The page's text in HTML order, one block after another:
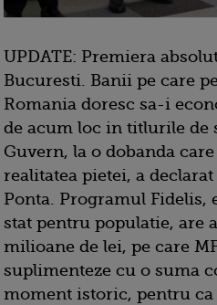
UPDATE: Premiera
Bucuresti. Banii pe care
Romania doresc sa-i
de acum loc in titlurile de
Guvern, la o dobanda
realitatea pietei, a
Ponta. Programul
stat pentru populatie, are
milioane de lei, pe care
suplimenteze cu o suma
moment istoric, pentru ca